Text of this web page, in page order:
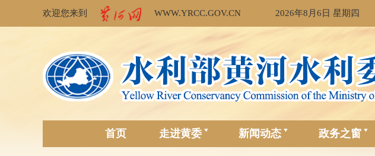
欢迎您来到 WWW.YRCC.GOV.CN 2026年8月6日 星期四
首页 走进黄委 新闻动态 政务之窗